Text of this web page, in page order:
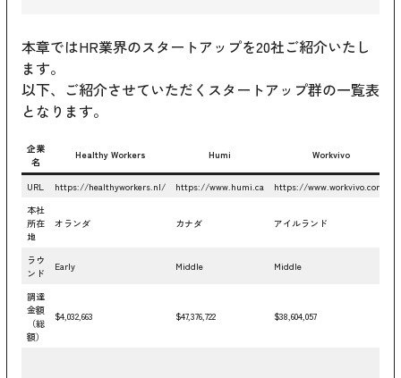
本章ではHR業界のスタートアップを20社ご紹介いたし
ます。
以下、ご紹介させていただくスタートアップ群の一覧表
となります。
企業
名
Healthy Workers Humi Workvivo
URL https://healthyworkers.nl/ https://www.humi.ca https://www.workvivo.com/
本社
所在
地
オランダ カナダ アイルランド
ラウ
ンド
Early Middle Middle
調達
金額
（総
額）
$4,032,663 $47,376,722 $38,604,057